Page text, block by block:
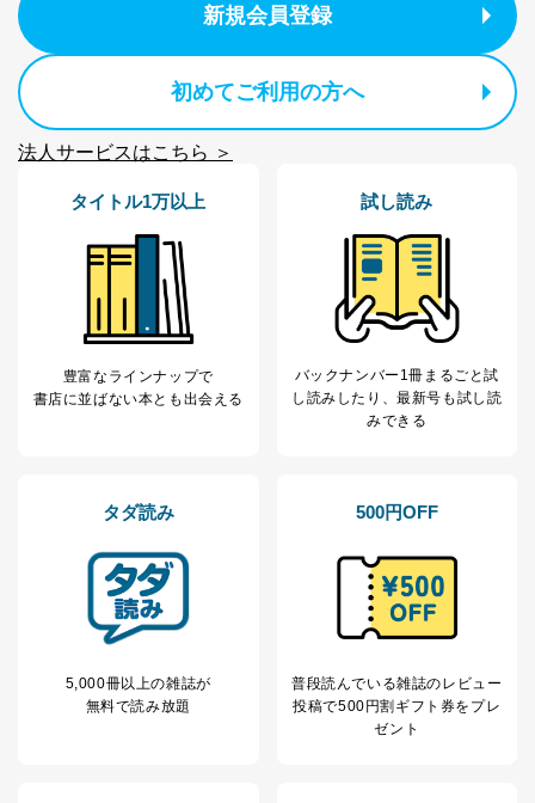
新規会員登録
初めてご利用の方へ
法人サービスはこちら ＞
タイトル1万以上
豊富なラインナップで
書店に並ばない本とも出会える
試し読み
バックナンバー1冊まるごと試
し読み したり、最新号も試し読
みできる
タダ読み
5,000冊以上の雑誌が
無料で読み放題
500円OFF
普段読んでいる雑誌のレビュー
投稿で500円割ギフト券をプレ
ゼント